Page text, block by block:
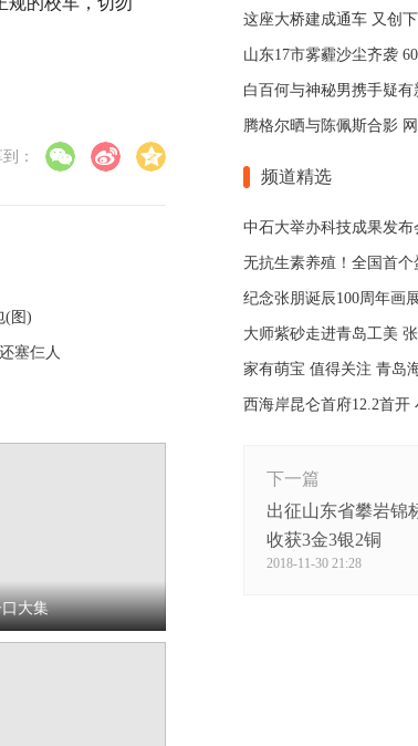
：
(图)
塞仨人
大集
这座大桥建成通车 又创
山东17市雾霾沙尘齐袭
白百何与神秘男携手疑
腾格尔晒与陈佩斯合影
频道精选
家有萌宝 值得关注 青岛
西海岸昆仑首府12.2首开
下一篇
出征山东省攀岩锦
收获3金3银2铜
2018-11-30 21:28